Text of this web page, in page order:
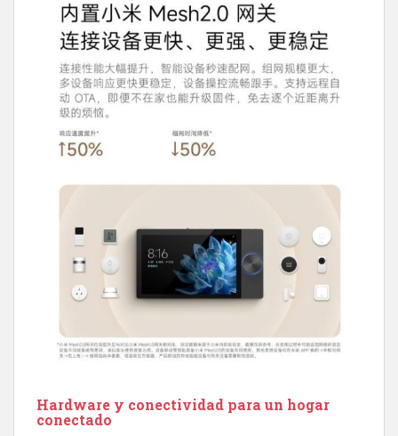
Hardware y conectividad para un hogar
conectado